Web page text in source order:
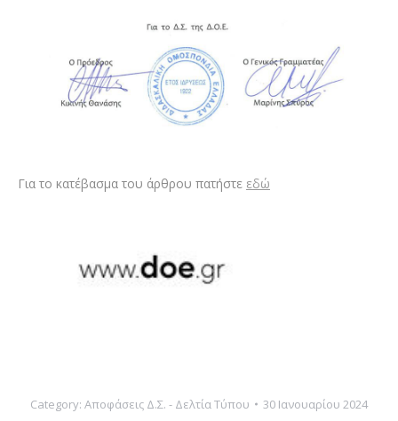
Για το κατέβασμα του άρθρου πατήστε εδώ
Category: Αποφάσεις Δ.Σ. - Δελτία Τύπου 30 Ιανουαρίου 2024